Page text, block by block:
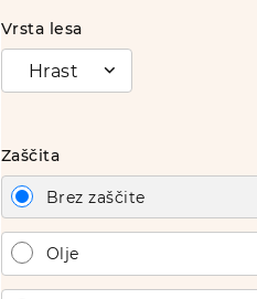
Vrsta lesa
Hrast
Zaščita
Brez zaščite
Olje